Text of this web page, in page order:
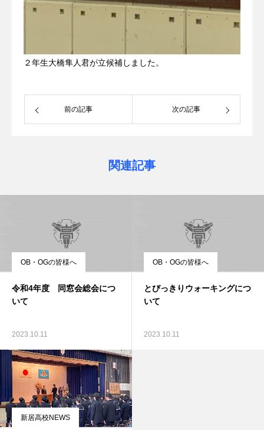
２年生大橋隼人君が立候補しました。
前の記事 次の記事
関連記事
OB・OGの皆様へ
令和4年度 同窓会総会につ
いて
2023.10.11
OB・OGの皆様へ
とびっきりウォーキングにつ
いて
2023.10.11
新居高校NEWS